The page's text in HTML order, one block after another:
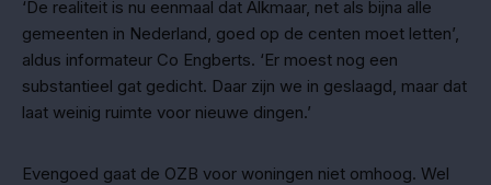
‘De realiteit is nu eenmaal dat Alkmaar, net als bijna alle
gemeenten in Nederland, goed op de centen moet letten’,
aldus informateur Co Engberts. ‘Er moest nog een
substantieel gat gedicht. Daar zijn we in geslaagd, maar dat
laat weinig ruimte voor nieuwe dingen.’
Evengoed gaat de OZB voor woningen niet omhoog. Wel